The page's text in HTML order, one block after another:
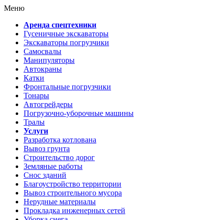
Меню
Аренда спецтехники
Гусеничные экскаваторы
Экскаваторы погрузчики
Самосвалы
Манипуляторы
Автокраны
Катки
Фронтальные погрузчики
Тонары
Автогрейдеры
Погрузочно-уборочные машины
Тралы
Услуги
Разработка котлована
Вывоз грунта
Строительство дорог
Земляные работы
Снос зданий
Благоустройство территории
Вывоз строительного мусора
Нерудные материалы
Прокладка инженерных сетей